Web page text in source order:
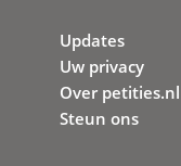
Updates
Uw privacy
Over petities.nl
Steun ons